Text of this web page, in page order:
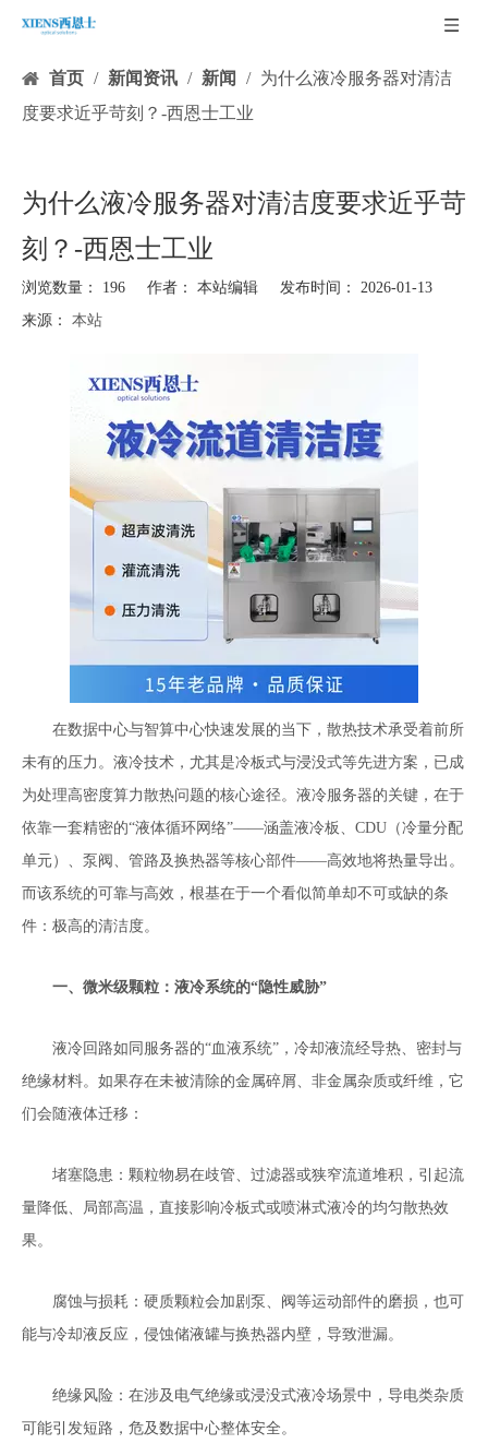
首页 / 新闻资讯 / 新闻 / 为什么液冷服务器对清洁
度要求近乎苛刻？-西恩士工业
为什么液冷服务器对清洁度要求近乎苛
刻？-西恩士工业
浏览数量： 196 作者： 本站编辑 发布时间： 2026-01-13
来源： 本站
在数据中心与智算中心快速发展的当下，散热技术承受着前所
未有的压力。液冷技术，尤其是冷板式与浸没式等先进方案，已成
为处理高密度算力散热问题的核心途径。液冷服务器的关键，在于
依靠一套精密的“液体循环网络”——涵盖液冷板、CDU（冷量分配
单元）、泵阀、管路及换热器等核心部件——高效地将热量导出。
而该系统的可靠与高效，根基在于一个看似简单却不可或缺的条
件：极高的清洁度。
一、微米级颗粒：液冷系统的“隐性威胁”
液冷回路如同服务器的“血液系统”，冷却液流经导热、密封与
绝缘材料。如果存在未被清除的金属碎屑、非金属杂质或纤维，它
们会随液体迁移：
堵塞隐患：颗粒物易在歧管、过滤器或狭窄流道堆积，引起流
量降低、局部高温，直接影响冷板式或喷淋式液冷的均匀散热效
果。
腐蚀与损耗：硬质颗粒会加剧泵、阀等运动部件的磨损，也可
能与冷却液反应，侵蚀储液罐与换热器内壁，导致泄漏。
绝缘风险：在涉及电气绝缘或浸没式液冷场景中，导电类杂质
可能引发短路，危及数据中心整体安全。